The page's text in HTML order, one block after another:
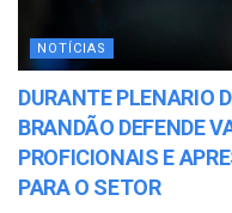
NOTÍCIAS
DURANTE PLENARIO
BRANDÃO DEFENDE
PROFICIONAIS E
PARA O SETOR